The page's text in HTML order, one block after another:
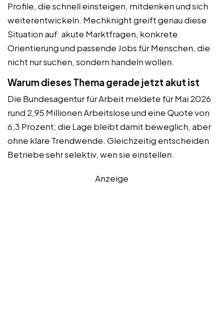
Profile, die schnell einsteigen, mitdenken und sich
weiterentwickeln. Mechknight greift genau diese
Situation auf: akute Marktfragen, konkrete
Orientierung und passende Jobs für Menschen, die
nicht nur suchen, sondern handeln wollen.
Warum dieses Thema gerade jetzt akut ist
Die Bundesagentur für Arbeit meldete für Mai 2026
rund 2,95 Millionen Arbeitslose und eine Quote von
6,3 Prozent; die Lage bleibt damit beweglich, aber
ohne klare Trendwende. Gleichzeitig entscheiden
Betriebe sehr selektiv, wen sie einstellen.
Anzeige